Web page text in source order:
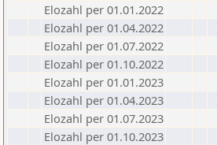
Elozahl per 01.01.2022
Elozahl per 01.04.2022
Elozahl per 01.07.2022
Elozahl per 01.10.2022
Elozahl per 01.01.2023
Elozahl per 01.04.2023
Elozahl per 01.07.2023
Elozahl per 01.10.2023